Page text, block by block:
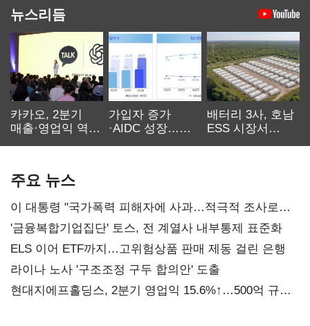
뉴스리듬
카카오, 2분기
매출·영업익 역대
가입자 증가
·AIDC 성장…
배터리 3사, 호남
ESS 시장서
주요 뉴스
이 대통령 "국가폭력 피해자에 사과…적극적 조사로
진실 밝혀야"
'금융복합기업집단' 토스, 전 계열사 내부통제 표준화
ELS 이어 ETF까지…고위험상품 판매 제동 걸린 은행
라이나 노사 '구조조정 구두 합의안' 도출
현대지에프홀딩스, 2분기 영업익 15.6%↑…500억 규모